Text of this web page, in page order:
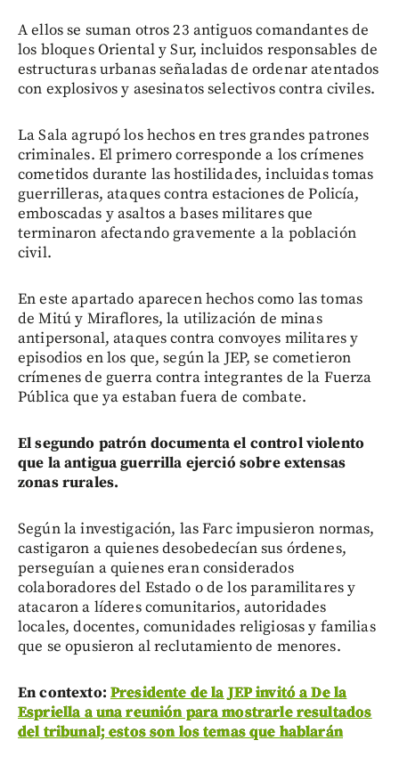
A ellos se suman otros 23 antiguos comandantes de
los bloques Oriental y Sur, incluidos responsables de
estructuras urbanas señaladas de ordenar atentados
con explosivos y asesinatos selectivos contra civiles.
La Sala agrupó los hechos en tres grandes patrones
criminales. El primero corresponde a los crímenes
cometidos durante las hostilidades, incluidas tomas
guerrilleras, ataques contra estaciones de Policía,
emboscadas y asaltos a bases militares que
terminaron afectando gravemente a la población
civil.
En este apartado aparecen hechos como las tomas
de Mitú y Miraflores, la utilización de minas
antipersonal, ataques contra convoyes militares y
episodios en los que, según la JEP, se cometieron
crímenes de guerra contra integrantes de la Fuerza
Pública que ya estaban fuera de combate.
El segundo patrón documenta el control violento
que la antigua guerrilla ejerció sobre extensas
zonas rurales.
Según la investigación, las Farc impusieron normas,
castigaron a quienes desobedecían sus órdenes,
perseguían a quienes eran considerados
colaboradores del Estado o de los paramilitares y
atacaron a líderes comunitarios, autoridades
locales, docentes, comunidades religiosas y familias
que se opusieron al reclutamiento de menores.
En contexto: Presidente de la JEP invitó a De la
Espriella a una reunión para mostrarle resultados
del tribunal; estos son los temas que hablarán